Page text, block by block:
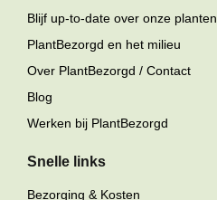
Blijf up-to-date over onze planten
PlantBezorgd en het milieu
Over PlantBezorgd / Contact
Blog
Werken bij PlantBezorgd
Snelle links
Bezorging & Kosten